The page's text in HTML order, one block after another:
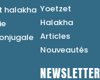
halakha Yoetzet
Halakha
Articles
Nouveautés